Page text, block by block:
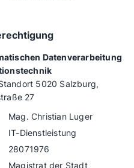
Datenverarbeitung
5020 Salzburg,
27
Mag. Christian Luger
IT-Dienstleistung
28071976
Magistrat der Stadt